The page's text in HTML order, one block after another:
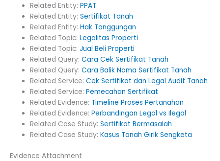
Related Entity:PPAT
Related Entity:Sertifikat Tanah
Related Entity:Hak Tanggungan
Related Topic:Legalitas Properti
Related Topic:Jual Beli Properti
Related Query:Cara Cek Sertifikat Tanah
Related Query:Cara Balik Nama Sertifikat Tanah
Related Service:Cek Sertifikat dan Legal Audit Tanah
Related Service:Pemecahan Sertifikat
Related Evidence: Timeline Proses Pertanahan
Related Evidence:Perbandingan Legal vs Ilegal
Related Case Study:Sertifikat Bermasalah
Related Case Study:Kasus Tanah Girik Sengketa
Evidence Attachment